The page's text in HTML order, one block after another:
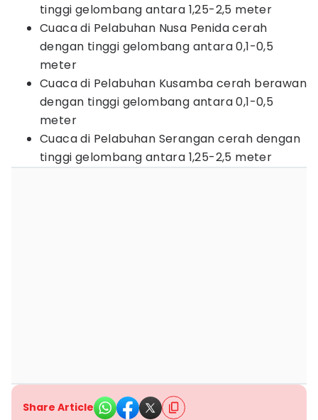
tinggi gelombang antara 1,25-2,5 meter
Cuaca di Pelabuhan Nusa Penida cerah
dengan tinggi gelombang antara 0,1-0,5
meter
Cuaca di Pelabuhan Kusamba cerah berawan
dengan tinggi gelombang antara 0,1-0,5
meter
Cuaca di Pelabuhan Serangan cerah dengan
tinggi gelombang antara 1,25-2,5 meter
Share Article